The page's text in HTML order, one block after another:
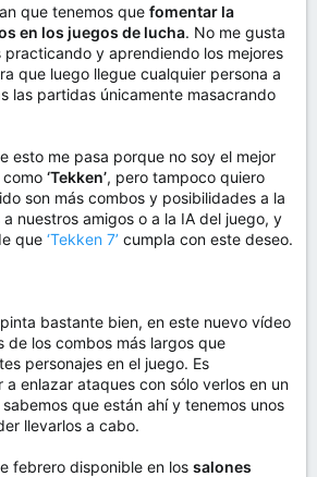
que tenemos que fomentar la
en los juegos de lucha. No me gusta
practicando y aprendiendo los mejores
que luego llegue cualquier persona a
las partidas únicamente masacrando
esto me pasa porque no soy el mejor
‘Tekken’, pero tampoco quiero
son más combos y posibilidades a la
nuestros amigos o a la IA del juego, y
que ‘Tekken 7’ cumpla con este deseo.
bastante bien, en este nuevo vídeo
de los combos más largos que
personajes en el juego. Es
enlazar ataques con sólo verlos en un
que están ahí y tenemos unos
llevarlos a cabo.
febrero disponible en los salones